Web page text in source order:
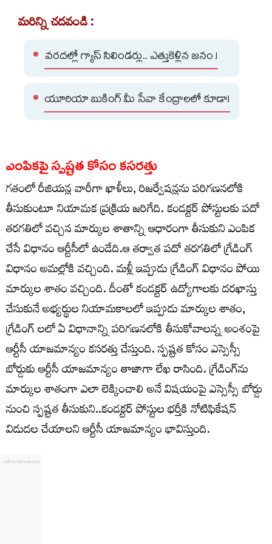
మరిన్ని చదవండి :
వరదల్లో గ్యాస్ సిలిండర్లు.. ఎత్తుకెళ్లిన జనం !
యూరియా బుకింగ్ మీ సేవా కేంద్రాలలో కూడా!
ఎంపికపై స్పష్టత కోసం కసరత్తు
గతంలో రీజియన్ల వారీగా ఖాళీలు, రిజర్వేషన్లను పరిగణనలోకి
తీసుకుంటూ నియామక ప్రక్రియ జరిగేది. కండక్టర్‌ పోస్టులకు పదో
తరగతిలో వచ్చిన మార్కుల శాతాన్ని ఆధారంగా తీసుకుని ఎంపిక
చేసే విధానం ఆర్టీసీలో ఉండేది.ఆ తర్వాత పదో తరగతిలో గ్రేడింగ్‌
విధానం అమల్లోకి వచ్చింది. మళ్లీ ఇప్పుడు గ్రేడింగ్‌ విధానం పోయి
మార్కుల శాతం వచ్చింది. దీంతో కండక్టర్‌ ఉద్యోగాలకు దరఖాస్తు
చేసుకునే అభ్యర్థుల నియామకాలలో ఇప్పుడు మార్కుల శాతం,
గ్రేడింగ్ లలో ఏ విధానాన్ని పరిగణనలోకి తీసుకోవాలన్న అంశంపై
ఆర్టీసీ యాజమాన్యం కసరత్తు చేస్తుంది. స్పష్టత కోసం ఎస్సెస్సీ
బోర్డుకు ఆర్టీసీ యాజమాన్యం తాజాగా లేఖ రాసింది. గ్రేడింగ్‌ను
మార్కుల శాతంగా ఎలా లెక్కించాలి అనే విషయంపై ఎస్సెస్సీ బోర్డు
నుంచి స్పష్టత తీసుకుని..కండక్టర్‌ పోస్టుల భర్తీకి నోటిఫికేషన్‌
విడుదల చేయాలని ఆర్టీసీ యాజమాన్యం భావిస్తుంది.